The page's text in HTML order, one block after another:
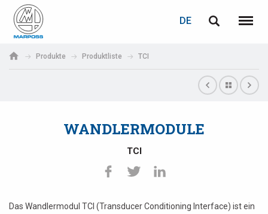
S.p.A.
DE
Menü
Produkte Produktliste TCI
WANDLERMODULE
TCI
Das Wandlermodul TCI (Transducer Conditioning Interface) ist ein
Deutsch
日本語 (Japanese)
LOGIN
Passwort